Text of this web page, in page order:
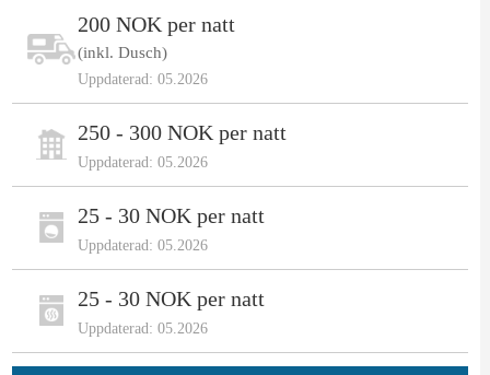
200 NOK per natt
(inkl. Dusch)
Uppdaterad: 05.2026
250 - 300 NOK per natt
Uppdaterad: 05.2026
25 - 30 NOK per natt
Uppdaterad: 05.2026
25 - 30 NOK per natt
Uppdaterad: 05.2026